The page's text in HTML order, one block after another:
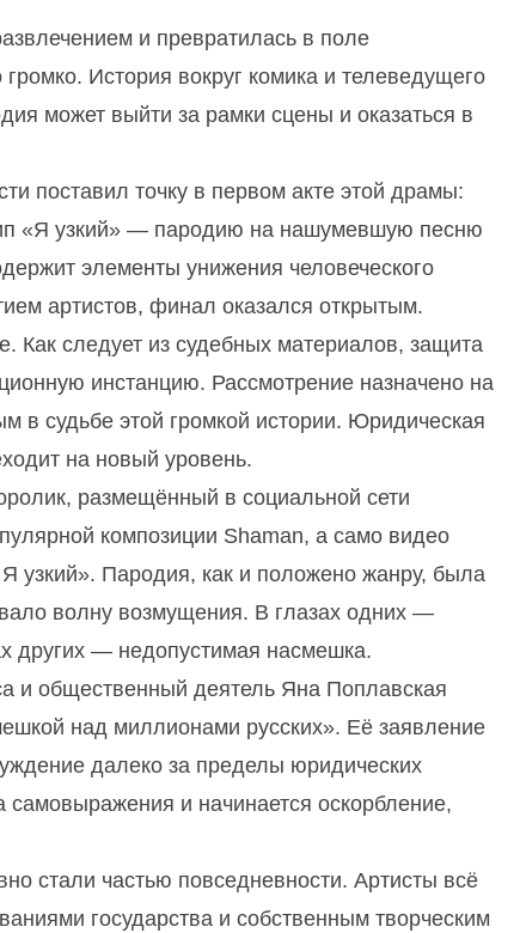
и превратилась в поле
История вокруг комика и телеведущего
может выйти за рамки сцены и оказаться в
поставил точку в первом акте этой драмы:
«Я узкий» — пародию на нашумевшую песню
элементы унижения человеческого
артистов, финал оказался открытым.
Как следует из судебных материалов, защита
инстанцию. Рассмотрение назначено на
в судьбе этой громкой истории. Юридическая
на новый уровень.
размещённый в социальной сети
композиции Shaman, а само видео
узкий». Пародия, как и положено жанру, была
волну возмущения. В глазах одних —
других — недопустимая насмешка.
и общественный деятель Яна Поплавская
над миллионами русских». Её заявление
далеко за пределы юридических
и начинается оскорбление,
стали частью повседневности. Артисты всё
государства и собственным творческим